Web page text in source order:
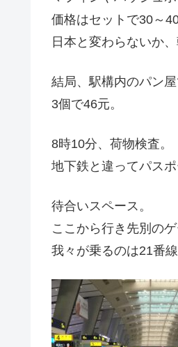
価格はセットで30～
日本と変わらないか
結局、駅構内のパン屋
3個で46元。
8時10分、荷物検査。
地下鉄と違ってパス
待合いスペース。
ここから行き先別の
我々が乗るのは21番